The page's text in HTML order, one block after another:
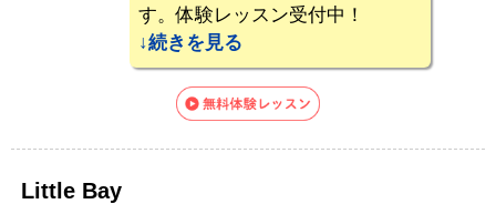
す。体験レッスン受付中！
続き
Little Bay